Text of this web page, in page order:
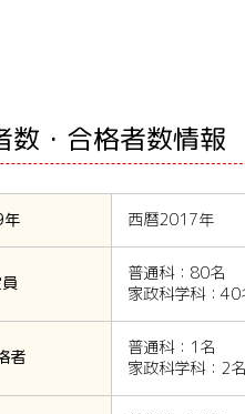
数・合格者数情報
年 西暦2017年
普通科：80名
家政科学科：40
者
普通科：1名
家政科学科：2名